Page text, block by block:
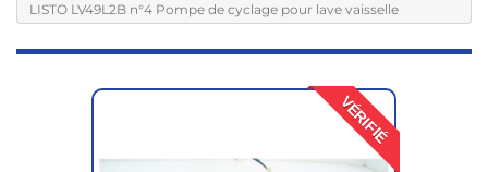
LISTO LV49L2B n°4 Pompe de cyclage pour lave vaisselle
VÉRIFIÉ